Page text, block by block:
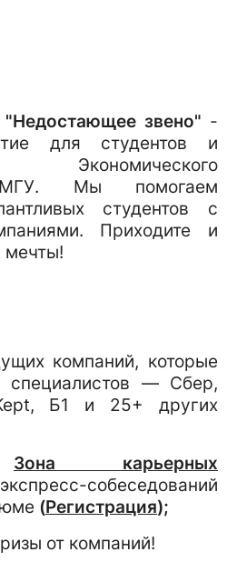
звено" -
для студентов и
Экономического
МГУ. Мы помогаем
студентов с
Приходите и
мечты!
компаний, которые
— Сбер,
Б1 и 25+ других
Зона карьерных
экспресс-собеседований
(Регистрация);
от компаний!